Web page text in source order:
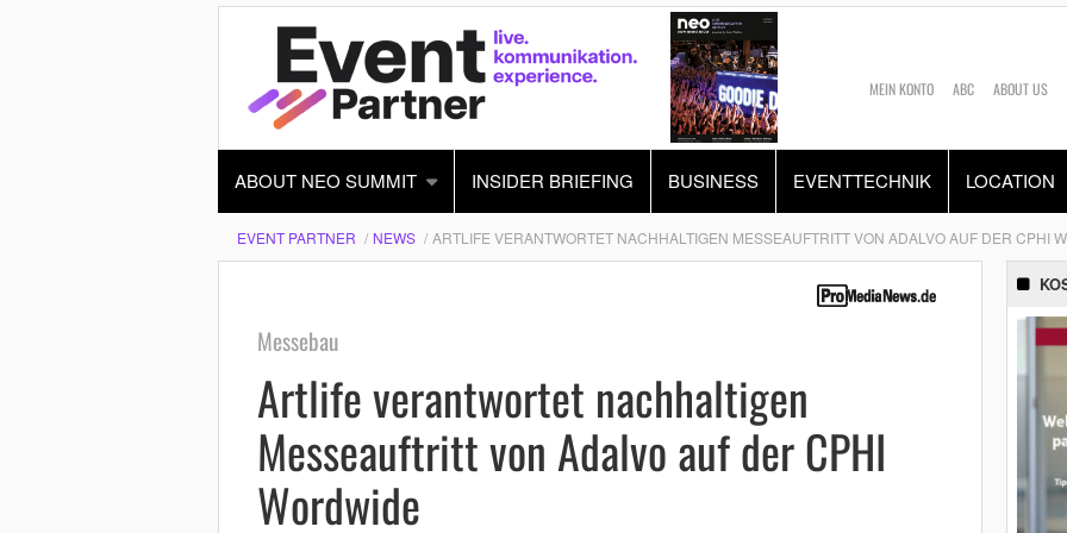
MEIN KONTO ABC ABOUT US
ABOUT NEO SUMMIT INSIDER BRIEFING BUSINESS EVENTTECHNIK LOCATION
EVENT PARTNER NEWS ARTLIFE VERANTWORTET NACHHALTIGEN MESSEAUFTRITT VON ADALVO AUF DER CPHI
Messebau
Artlife verantwortet nachhaltigen
Messeauftritt von Adalvo auf der CPHI
Wordwide